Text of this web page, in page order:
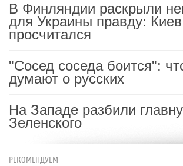
В Финляндии раскрыли
для Украины правду: Киев
просчитался
"Сосед соседа боится":
думают о русских
На Западе разбили
Зеленского
РЕКОМЕНДУЕМ